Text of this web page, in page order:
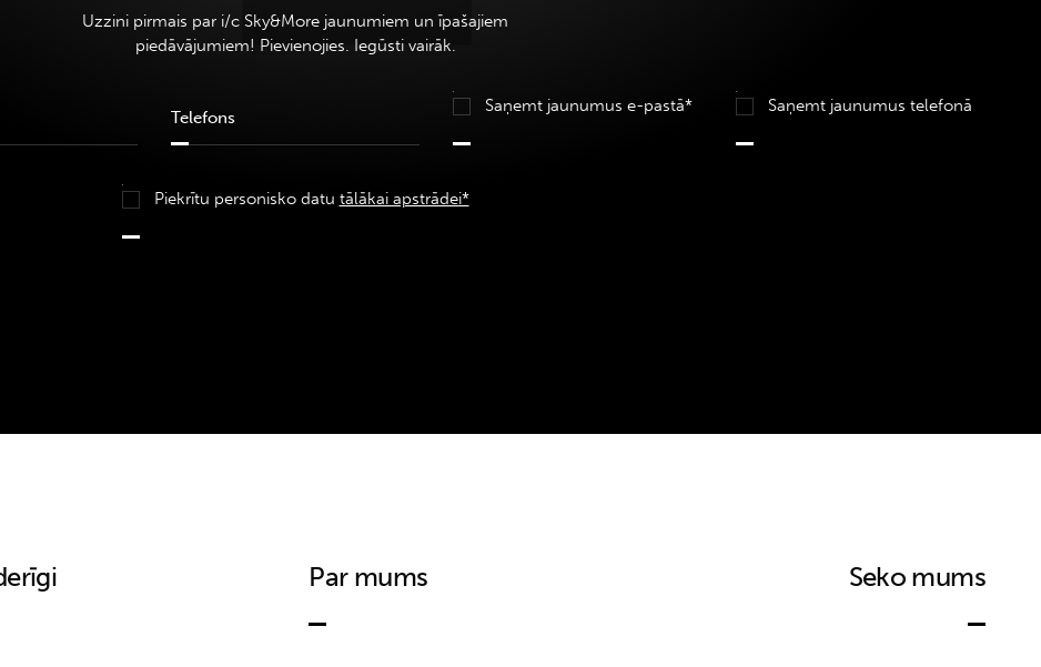
Uzzini pirmais par i/c Sky&More jaunumiem un īpašajiem
piedāvājumiem! Pievienojies. Iegūsti vairāk.
Saņemt jaunumus e-pastā* Saņemt jaunumus telefonā
Piekrītu personisko datu tālākai apstrādei*
Par mums Seko mums